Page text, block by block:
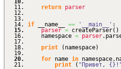
return parser
if __name__ == '__main__' :
parser = createParser( )
namespace = parser.
print
( namespace)
for name in namespace.
print
( "Привет,